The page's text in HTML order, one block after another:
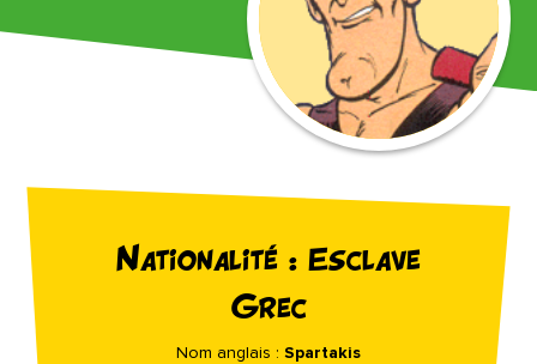
Nationalité : Esclave
Grec
Nom anglais : Spartakis